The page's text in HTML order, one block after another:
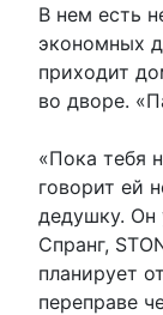
В нем есть
экономных
приходит
во дворе.
«Пока тебя
говорит ей
дедушку. Он
Спранг,
планирует
переправе